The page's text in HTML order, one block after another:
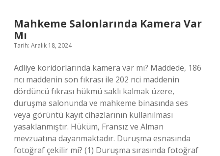
Mahkeme Salonlarında Kamera Var
Mı
Tarih: Aralık 18, 2024
Adliye koridorlarında kamera var mı? Maddede, 186
ncı maddenin son fıkrası ile 202 nci maddenin
dördüncü fıkrası hükmü saklı kalmak üzere,
duruşma salonunda ve mahkeme binasında ses
veya görüntü kayıt cihazlarının kullanılması
yasaklanmıştır. Hüküm, Fransız ve Alman
mevzuatına dayanmaktadır. Duruşma esnasında
fotoğraf çekilir mi? (1) Duruşma sırasında fotoğraf